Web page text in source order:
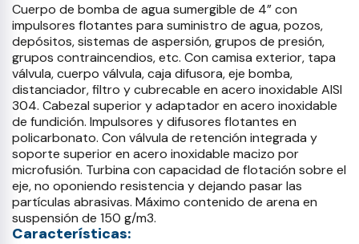
Cuerpo de bomba de agua sumergible de 4” con
impulsores flotantes para suministro de agua, pozos,
depósitos, sistemas de aspersión, grupos de presión,
grupos contraincendios, etc. Con camisa exterior, tapa
válvula, cuerpo válvula, caja difusora, eje bomba,
distanciador, filtro y cubrecable en acero inoxidable AISI
304. Cabezal superior y adaptador en acero inoxidable
de fundición. Impulsores y difusores flotantes en
policarbonato. Con válvula de retención integrada y
soporte superior en acero inoxidable macizo por
microfusión. Turbina con capacidad de flotación sobre el
eje, no oponiendo resistencia y dejando pasar las
partículas abrasivas. Máximo contenido de arena en
suspensión de 150 g/m3.
Características: